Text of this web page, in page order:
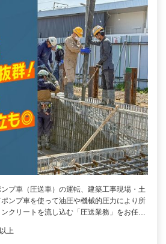
プ車（圧送車）の運転、建築工事現場・土
ンプ車を使って油圧や機械的圧力により所
クリートを流し込む「圧送業務」をお任…
上